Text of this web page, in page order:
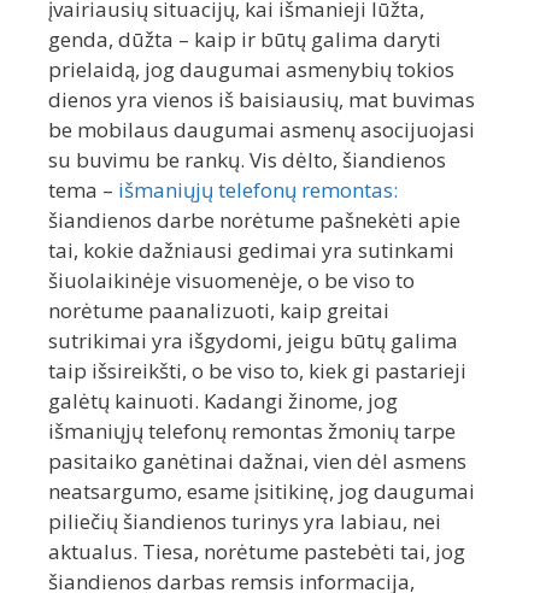
įvairiausių situacijų, kai išmanieji lūžta,
genda, dūžta – kaip ir būtų galima daryti
prielaidą, jog daugumai asmenybių tokios
dienos yra vienos iš baisiausių, mat buvimas
be mobilaus daugumai asmenų asocijuojasi
su buvimu be rankų. Vis dėlto, šiandienos
tema – išmaniųjų telefonų remontas:
šiandienos darbe norėtume pašnekėti apie
tai, kokie dažniausi gedimai yra sutinkami
šiuolaikinėje visuomenėje, o be viso to
norėtume paanalizuoti, kaip greitai
sutrikimai yra išgydomi, jeigu būtų galima
taip išsireikšti, o be viso to, kiek gi pastarieji
galėtų kainuoti. Kadangi žinome, jog
išmaniųjų telefonų remontas žmonių tarpe
pasitaiko ganėtinai dažnai, vien dėl asmens
neatsargumo, esame įsitikinę, jog daugumai
piliečių šiandienos turinys yra labiau, nei
aktualus. Tiesa, norėtume pastebėti tai, jog
šiandienos darbas remsis informacija,